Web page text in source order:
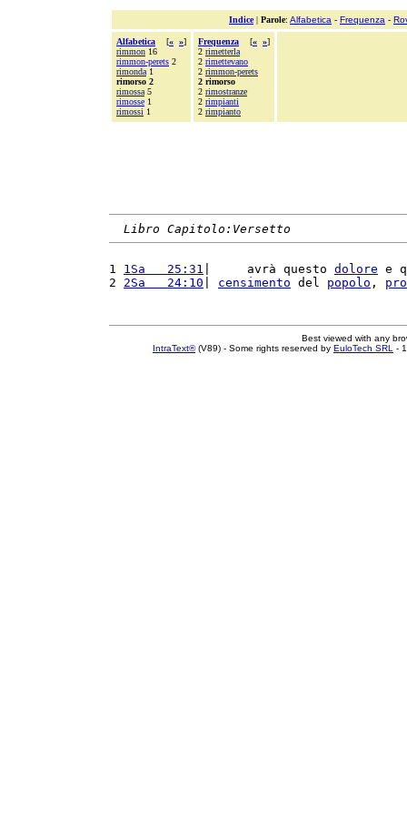
Indice| Parole: Alfabetica - Frequenza -
Alfabetica [« »]
rimmon 16
rimmon-perets 2
rimonda 1
rimorso 2
rimossa 5
rimosse 1
rimossi 1
Frequenza [« »]
2 rimetterla
2 rimettevano
2 rimmon-perets
2 rimorso
2 rimostranze
2 rimpianti
2 rimpianto
Libro Capitolo:Versetto
1 1Sa   25:31 |     avrà questo dolore e
2 2Sa   24:10 censimento del popolo ,
Best viewed with any
IntraText®(V89) - Some rights reserved by EuloTech SRL -